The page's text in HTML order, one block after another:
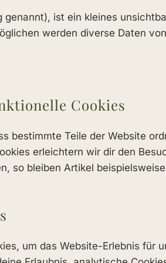
genannt), ist ein kleines
werden diverse Daten
Cookies
bestimmte Teile der Website
erleichtern wir dir den
so bleiben Artikel
um das Website-Erlebnis für